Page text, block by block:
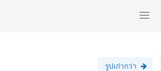
รูปเก่ากว่า